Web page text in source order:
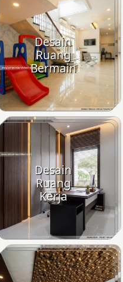
Desain
Ruang
Bermain
Desain
Ruang
Kerja